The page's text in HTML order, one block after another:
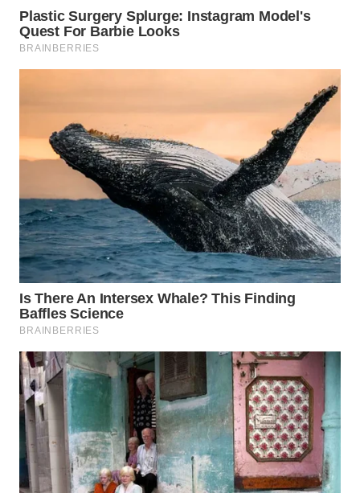
WN
NATUNA
WN
MANDALIKA
WN
LIKUPANG
WN
LABUANBAJO
WN
BORNEO
Wahana
Media
Group
WAHANA
NEWS